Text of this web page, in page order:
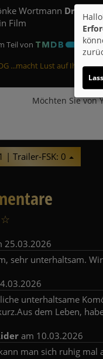
Wortmann
Film
Teil von
...macht Lust auf Ihr Kino!
Möchten Sie von
| Trailer-FSK: 0
☆
25.03.2026
sehr unterhaltsam.
unterhaltsame
dem Leben,
am 10.03.2026
man sich ruhig mal